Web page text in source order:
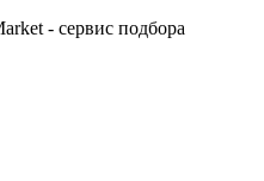
- сервис подбора